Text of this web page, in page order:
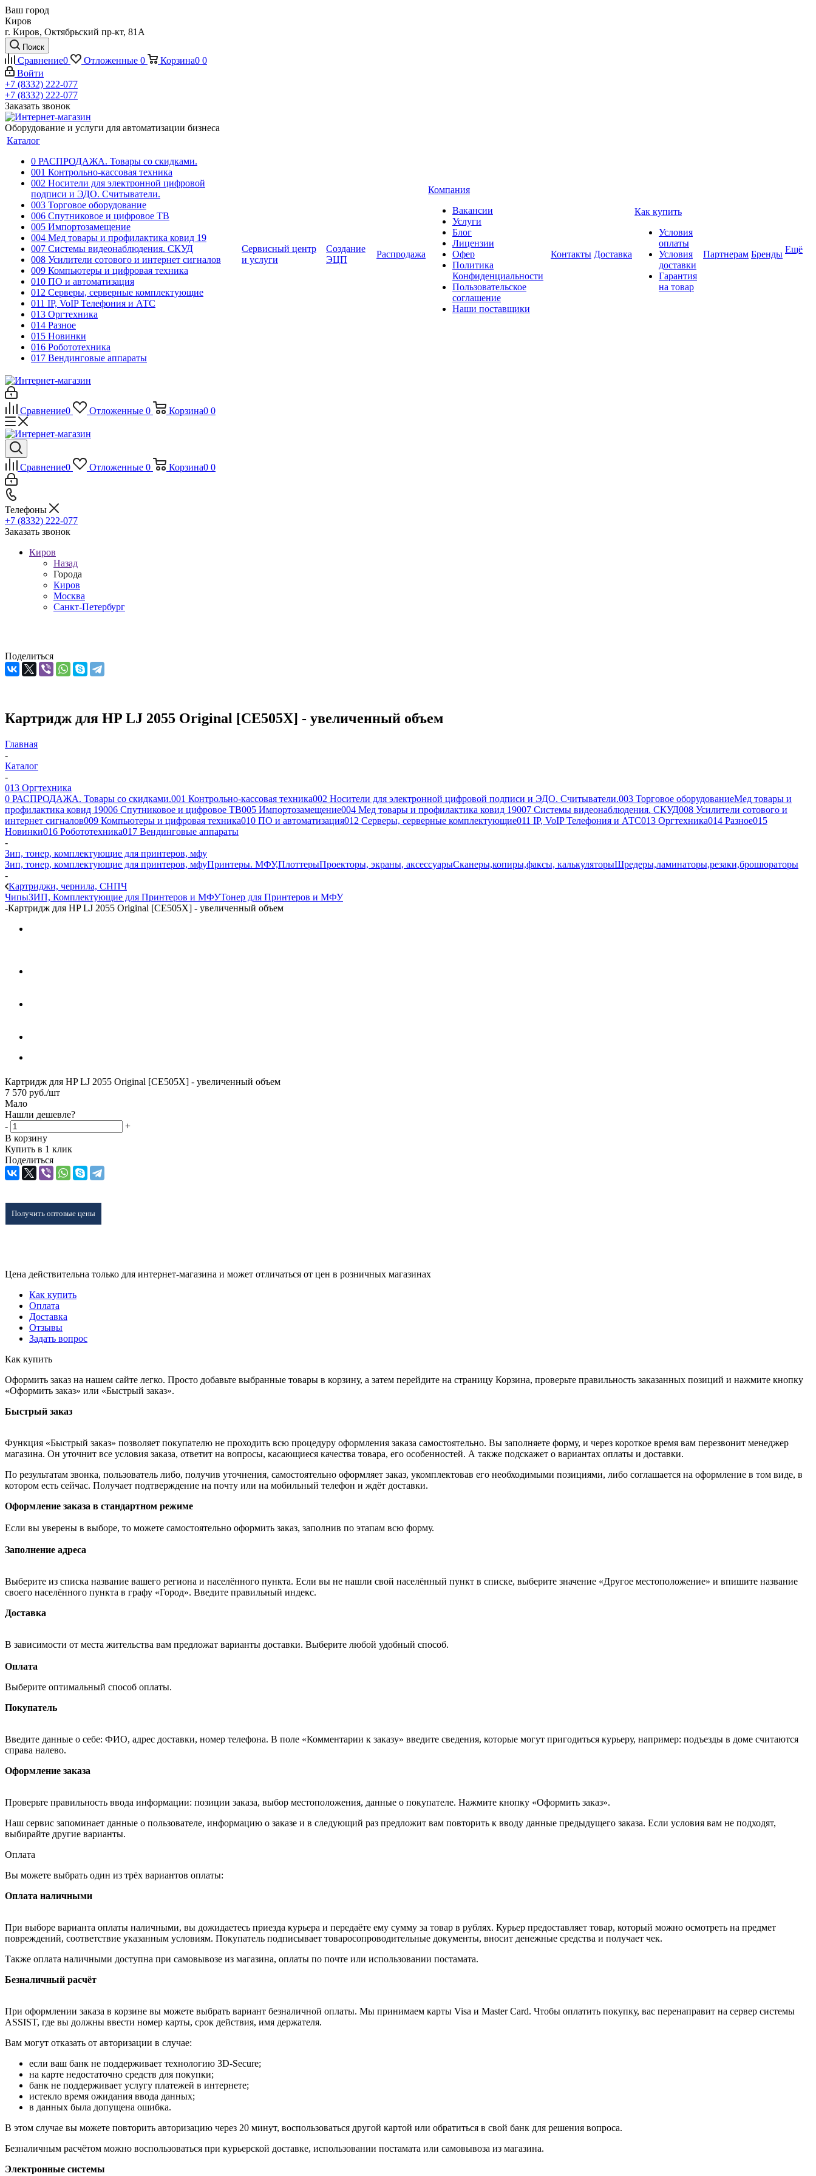
Ваш город
Киров
г. Киров, Октябрьский пр-кт, 81А
Поиск
Сравнение0 Отложенные 0 Корзина0 0
Войти
+7 (8332) 222-077
+7 (8332) 222-077
Заказать звонок
Оборудование и услуги для автоматизации бизнеса
Каталог
0 РАСПРОДАЖА. Товары со скидками.
001 Контрольно-кассовая техника
002 Носители для электронной цифровой
подписи и ЭДО. Считыватели.
003 Торговое оборудование
006 Спутниковое и цифровое ТВ
005 Импортозамещение
004 Мед товары и профилактика ковид 19
007 Системы видеонаблюдения. СКУД
008 Усилители сотового и интернет сигналов
009 Компьютеры и цифровая техника
010 ПО и автоматизация
012 Серверы, серверные комплектующие
011 IP, VoIP Телефония и АТС
013 Оргтехника
014 Разное
015 Новинки
016 Робототехника
017 Вендинговые аппараты
Сервисный центр
и услуги
Создание
ЭЦП
Распродажа
Компания
Вакансии
Услуги
Блог
Лицензии
Офер
Политика
Конфиденциальности
Пользовательское
соглашение
Наши поставщики
Контакты Доставка
Как купить
Условия
оплаты
Условия
доставки
Гарантия
на товар
Партнерам Бренды Ещё
Сравнение0 Отложенные 0 Корзина0 0
Сравнение0 Отложенные 0 Корзина0 0
Телефоны
+7 (8332) 222-077
Заказать звонок
Киров
Назад
Города
Киров
Москва
Санкт-Петербург
Поделиться
Картридж для HP LJ 2055 Original [CE505X] - увеличенный объем
Главная
-
Каталог
-
013 Оргтехника
0 РАСПРОДАЖА. Товары со скидками.001 Контрольно-кассовая техника002 Носители для электронной цифровой подписи и ЭДО. Считыватели.003 Торговое оборудованиеМед товары и
профилактика ковид 19006 Спутниковое и цифровое ТВ005 Импортозамещение004 Мед товары и профилактика ковид 19007 Системы видеонаблюдения. СКУД008 Усилители сотового и
интернет сигналов009 Компьютеры и цифровая техника010 ПО и автоматизация012 Серверы, серверные комплектующие011 IP, VoIP Телефония и АТС013 Оргтехника014 Разное015
Новинки016 Робототехника017 Вендинговые аппараты
-
Зип, тонер, комплектующие для принтеров, мфу
Зип, тонер, комплектующие для принтеров, мфуПринтеры. МФУ,ПлоттерыПроекторы, экраны, аксессуарыСканеры,копиры,факсы, калькуляторыШредеры,ламинаторы,резаки,брошюраторы
-
Картриджи, чернила, СНПЧ
ЧипыЗИП, Комплектующие для Принтеров и МФУТонер для Принтеров и МФУ
-Картридж для HP LJ 2055 Original [CE505X] - увеличенный объем
Картридж для HP LJ 2055 Original [CE505X] - увеличенный объем
7 570 руб./шт
Мало
Нашли дешевле?
-
+
В корзину
Купить в 1 клик
Поделиться
Получить оптовые цены
Цена действительна только для интернет-магазина и может отличаться от цен в розничных магазинах
Как купить
Оплата
Доставка
Отзывы
Задать вопрос
Как купить
Оформить заказ на нашем сайте легко. Просто добавьте выбранные товары в корзину, а затем перейдите на страницу Корзина, проверьте правильность заказанных позиций и нажмите кнопку
«Оформить заказ» или «Быстрый заказ».
Быстрый заказ
Функция «Быстрый заказ» позволяет покупателю не проходить всю процедуру оформления заказа самостоятельно. Вы заполняете форму, и через короткое время вам перезвонит менеджер
магазина. Он уточнит все условия заказа, ответит на вопросы, касающиеся качества товара, его особенностей. А также подскажет о вариантах оплаты и доставки.
По результатам звонка, пользователь либо, получив уточнения, самостоятельно оформляет заказ, укомплектовав его необходимыми позициями, либо соглашается на оформление в том виде, в
котором есть сейчас. Получает подтверждение на почту или на мобильный телефон и ждёт доставки.
Оформление заказа в стандартном режиме
Если вы уверены в выборе, то можете самостоятельно оформить заказ, заполнив по этапам всю форму.
Заполнение адреса
Выберите из списка название вашего региона и населённого пункта. Если вы не нашли свой населённый пункт в списке, выберите значение «Другое местоположение» и впишите название
своего населённого пункта в графу «Город». Введите правильный индекс.
Доставка
В зависимости от места жительства вам предложат варианты доставки. Выберите любой удобный способ.
Оплата
Выберите оптимальный способ оплаты.
Покупатель
Введите данные о себе: ФИО, адрес доставки, номер телефона. В поле «Комментарии к заказу» введите сведения, которые могут пригодиться курьеру, например: подъезды в доме считаются
справа налево.
Оформление заказа
Проверьте правильность ввода информации: позиции заказа, выбор местоположения, данные о покупателе. Нажмите кнопку «Оформить заказ».
Наш сервис запоминает данные о пользователе, информацию о заказе и в следующий раз предложит вам повторить к вводу данные предыдущего заказа. Если условия вам не подходят,
выбирайте другие варианты.
Оплата
Вы можете выбрать один из трёх вариантов оплаты:
Оплата наличными
При выборе варианта оплаты наличными, вы дожидаетесь приезда курьера и передаёте ему сумму за товар в рублях. Курьер предоставляет товар, который можно осмотреть на предмет
повреждений, соответствие указанным условиям. Покупатель подписывает товаросопроводительные документы, вносит денежные средства и получает чек.
Также оплата наличными доступна при самовывозе из магазина, оплаты по почте или использовании постамата.
Безналичный расчёт
При оформлении заказа в корзине вы можете выбрать вариант безналичной оплаты. Мы принимаем карты Visa и Master Card. Чтобы оплатить покупку, вас перенаправит на сервер системы
ASSIST, где вы должны ввести номер карты, срок действия, имя держателя.
Вам могут отказать от авторизации в случае:
если ваш банк не поддерживает технологию 3D-Secure;
на карте недостаточно средств для покупки;
банк не поддерживает услугу платежей в интернете;
истекло время ожидания ввода данных;
в данных была допущена ошибка.
В этом случае вы можете повторить авторизацию через 20 минут, воспользоваться другой картой или обратиться в свой банк для решения вопроса.
Безналичным расчётом можно воспользоваться при курьерской доставке, использовании постамата или самовывоза из магазина.
Электронные системы